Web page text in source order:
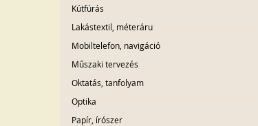
Kútfúrás
Lakástextil, méteráru
Mobiltelefon, navigáció
Műszaki tervezés
Oktatás, tanfolyam
Optika
Papír, írószer